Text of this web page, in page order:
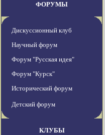
ФОРУМЫ
Дискуссионный клуб
Научный форум
Форум "Русская идея"
Форум "Курск"
Исторический форум
Детский форум
КЛУБЫ